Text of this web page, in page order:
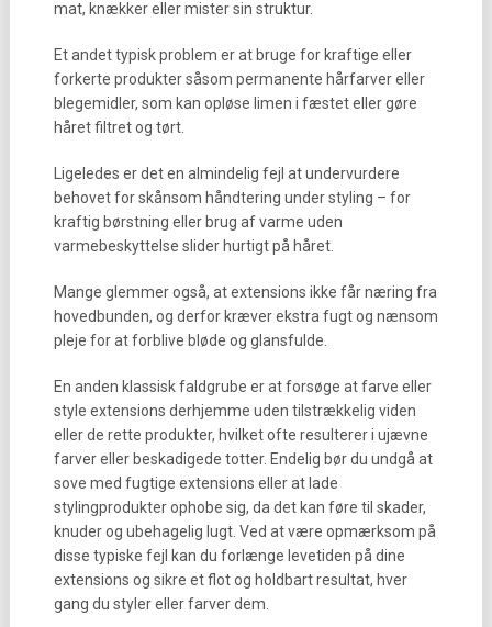
mat, knækker eller mister sin struktur.
Et andet typisk problem er at bruge for kraftige eller
forkerte produkter såsom permanente hårfarver eller
blegemidler, som kan opløse limen i fæstet eller gøre
håret filtret og tørt.
Ligeledes er det en almindelig fejl at undervurdere
behovet for skånsom håndtering under styling – for
kraftig børstning eller brug af varme uden
varmebeskyttelse slider hurtigt på håret.
Mange glemmer også, at extensions ikke får næring fra
hovedbunden, og derfor kræver ekstra fugt og nænsom
pleje for at forblive bløde og glansfulde.
En anden klassisk faldgrube er at forsøge at farve eller
style extensions derhjemme uden tilstrækkelig viden
eller de rette produkter, hvilket ofte resulterer i ujævne
farver eller beskadigede totter. Endelig bør du undgå at
sove med fugtige extensions eller at lade
stylingprodukter ophobe sig, da det kan føre til skader,
knuder og ubehagelig lugt. Ved at være opmærksom på
disse typiske fejl kan du forlænge levetiden på dine
extensions og sikre et flot og holdbart resultat, hver
gang du styler eller farver dem.